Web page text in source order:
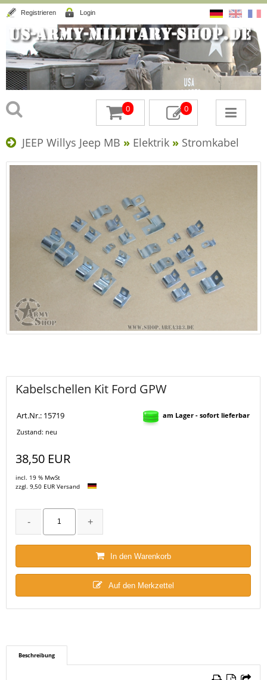
Registrieren Login
0 0
JEEP Willys Jeep MB » Elektrik » Stromkabel
Kabelschellen Kit Ford GPW
Art.Nr.: 15719
Zustand: neu
am Lager - sofort lieferbar
38,50 EUR
incl. 19 % MwSt
zzgl. 9,50 EUR Versand
In den Warenkorb
Auf den Merkzettel
Beschreibung